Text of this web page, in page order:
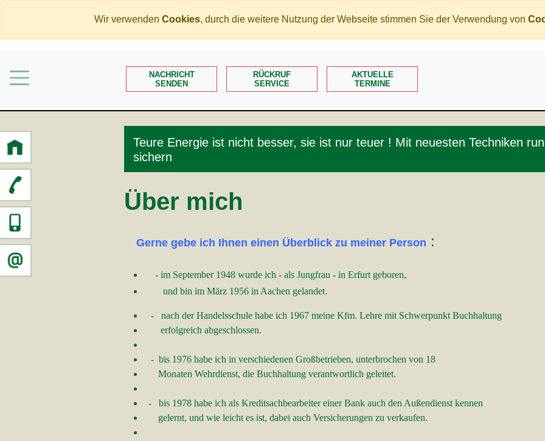
Wir verwenden Cookies, durch die weitere Nutzung der Webseite stimmen Sie der Verwendung von
NACHRICHT
SENDEN
RÜCKRUF
SERVICE
AKTUELLE
TERMINE
Immobilien
Rente
Meine Angebote
Service
Teure Energie ist nicht besser, sie ist nur teuer ! Mit neuesten Techniken
sichern
Über mich
Gerne gebe ich Ihnen einen Überblick zu meiner Person :
- im September 1948 wurde ich - als Jungfrau - in Erfurt geboren,
und bin im März 1956 in Aachen gelandet.
- nach der Handelsschule habe ich 1967 meine Kfm. Lehre mit Schwerpunkt Buchhaltung
erfolgreich abgeschlossen.
- bis 1976 habe ich in verschiedenen Großbetrieben, unterbrochen von 18
Monaten Wehrdienst, die Buchhaltung verantwortlich geleitet.
- bis 1978 habe ich als Kreditsachbearbeiter einer Bank auch den Außendienst kennen
gelernt, und wie leicht es ist, dabei auch Versicherungen zu verkaufen.